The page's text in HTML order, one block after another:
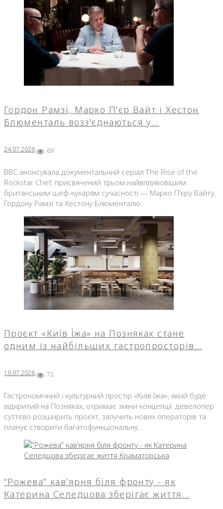
Гордон Рамзі, Марко П'єр Вайт і Хестон
Блюменталь возз'єднаються у…
24.07.2026 69
BBC анонсувала документальний серіал The Rise of the
Rockstar Chef, присвячений трьом найвпливовішим
британським шеф-кухарям сучасності — Марко П’єру Вайту,
Гордону Рамзі та Хестону Блюменталю.
Проєкт «Київ Їжа» на Позняках стане
одним із найбільших гастропросторів…
19.07.2026 72
Гастрономічний і культурний простір «Київ Їжа», який буде
відкритий на Позняках, отримає зміни концепції: девелопер
суттєво розширить проєкт, залучить нових операторів та
планує створити багатофункціональну…
“Рожева” кав’ярня біля фронту - як
Катерина Селедцова зберігає життя…